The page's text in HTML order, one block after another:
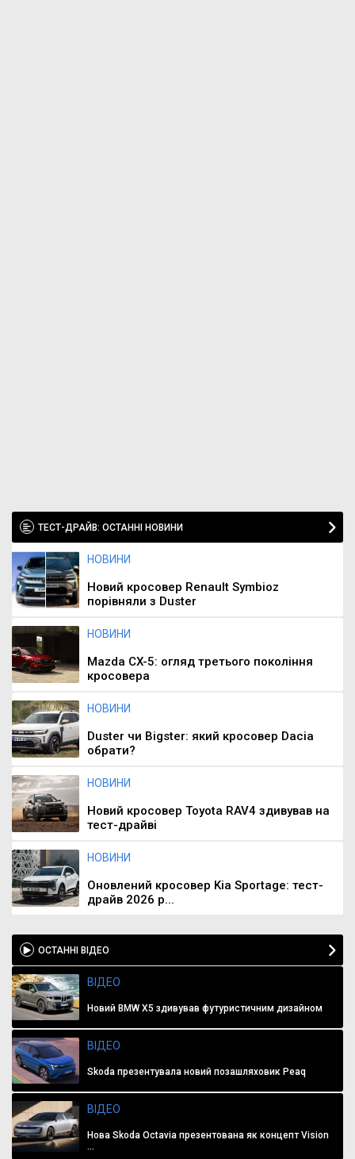
ТЕСТ-ДРАЙВ: ОСТАННІ НОВИНИ
НОВИНИ
Новий кросовер Renault Symbioz
порівняли з Duster
НОВИНИ
Mazda CX-5: огляд третього покоління
кросовера
НОВИНИ
Duster чи Bigster: який кросовер Dacia
обрати?
НОВИНИ
Новий кросовер Toyota RAV4 здивував на
тест-драйві
НОВИНИ
Оновлений кросовер Kia Sportage: тест-
драйв 2026 р...
ОСТАННІ ВІДЕО
ВІДЕО
Новий BMW X5 здивував футуристичним дизайном
ВІДЕО
Skoda презентувала новий позашляховик Peaq
ВІДЕО
Нова Skoda Octavia презентована як концепт Vision
...